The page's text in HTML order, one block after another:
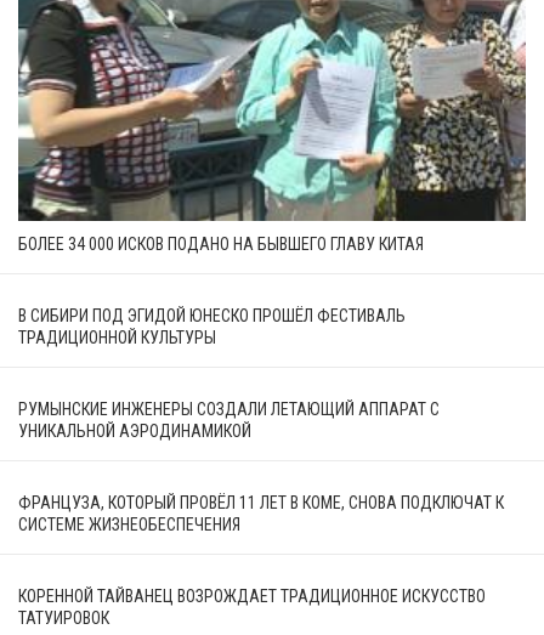
БОЛЕЕ 34 000 ИСКОВ ПОДАНО НА БЫВШЕГО ГЛАВУ КИТАЯ
В СИБИРИ ПОД ЭГИДОЙ ЮНЕСКО ПРОШЁЛ ФЕСТИВАЛЬ
ТРАДИЦИОННОЙ КУЛЬТУРЫ
РУМЫНСКИЕ ИНЖЕНЕРЫ СОЗДАЛИ ЛЕТАЮЩИЙ АППАРАТ С
УНИКАЛЬНОЙ АЭРОДИНАМИКОЙ
ФРАНЦУЗА, КОТОРЫЙ ПРОВЁЛ 11 ЛЕТ В КОМЕ, СНОВА ПОДКЛЮЧАТ К
СИСТЕМЕ ЖИЗНЕОБЕСПЕЧЕНИЯ
КОРЕННОЙ ТАЙВАНЕЦ ВОЗРОЖДАЕТ ТРАДИЦИОННОЕ ИСКУССТВО
ТАТУИРОВОК